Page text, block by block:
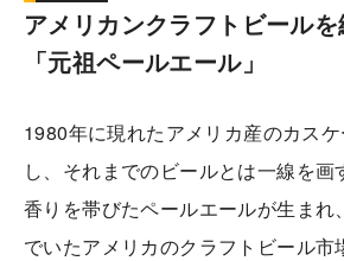
アメリカンクラフトビール
「元祖ペールエール」
1980年に現れたアメリカ産のカス
し、それまでのビールとは一線を画
香りを帯びたペールエールが生まれ
でいたアメリカのクラフトビール市